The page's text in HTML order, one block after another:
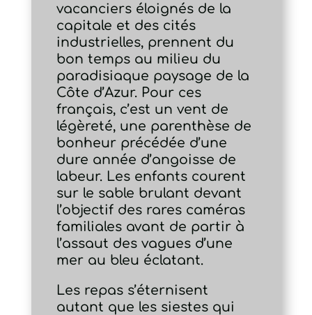
vacanciers éloignés de la
capitale et des cités
industrielles, prennent du
bon temps au milieu du
paradisiaque paysage de la
Côte d’Azur. Pour ces
français, c’est un vent de
légèreté, une parenthèse de
bonheur précédée d’une
dure année d’angoisse de
labeur. Les enfants courent
sur le sable brulant devant
l’objectif des rares caméras
familiales avant de partir à
l’assaut des vagues d’une
mer au bleu éclatant.
Les repas s’éternisent
autant que les siestes qui